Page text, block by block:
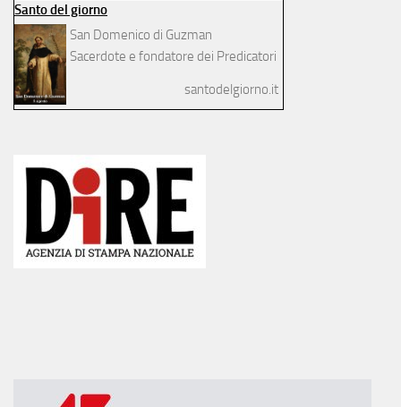
Santo del giorno
San Domenico di Guzman
Sacerdote e fondatore dei Predicatori
santodelgiorno.it